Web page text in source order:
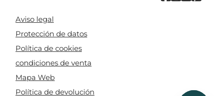
Aviso legal
Protección de datos
Política de cookies
condiciones de venta
Mapa Web
Política de devolución